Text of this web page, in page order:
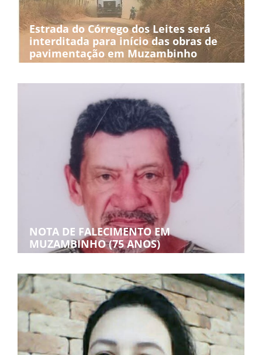
Estrada do Córrego dos Leites será
interditada para início das obras de
pavimentação em Muzambinho
NOTA DE FALECIMENTO EM
MUZAMBINHO (75 ANOS)